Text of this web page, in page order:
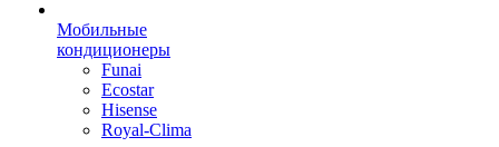
Мобильные
кондиционеры
Funai
Ecostar
Hisense
Royal-Clima